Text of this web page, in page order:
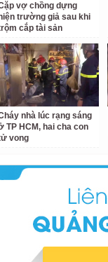
vợ chồng dựng
hiện trường giả sau khi
cắp tài sản
nhà lúc rạng sáng
TP HCM, hai cha con
vong